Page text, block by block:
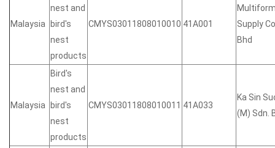
Malaysia
nest and
bird's
nest
products
CMYS03011808010010 41A001
Supply
Bhd
Malaysia
Bird's
nest and
bird's
nest
products
CMYS03011808010011 41A033
Ka Sin
(M) Sdn.